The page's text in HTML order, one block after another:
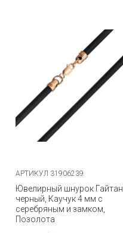
АРТИКУЛ 31906239
Ювелирный шнурок Гайтан
черный, Каучук 4 мм с
серебряным и замком,
Позолота